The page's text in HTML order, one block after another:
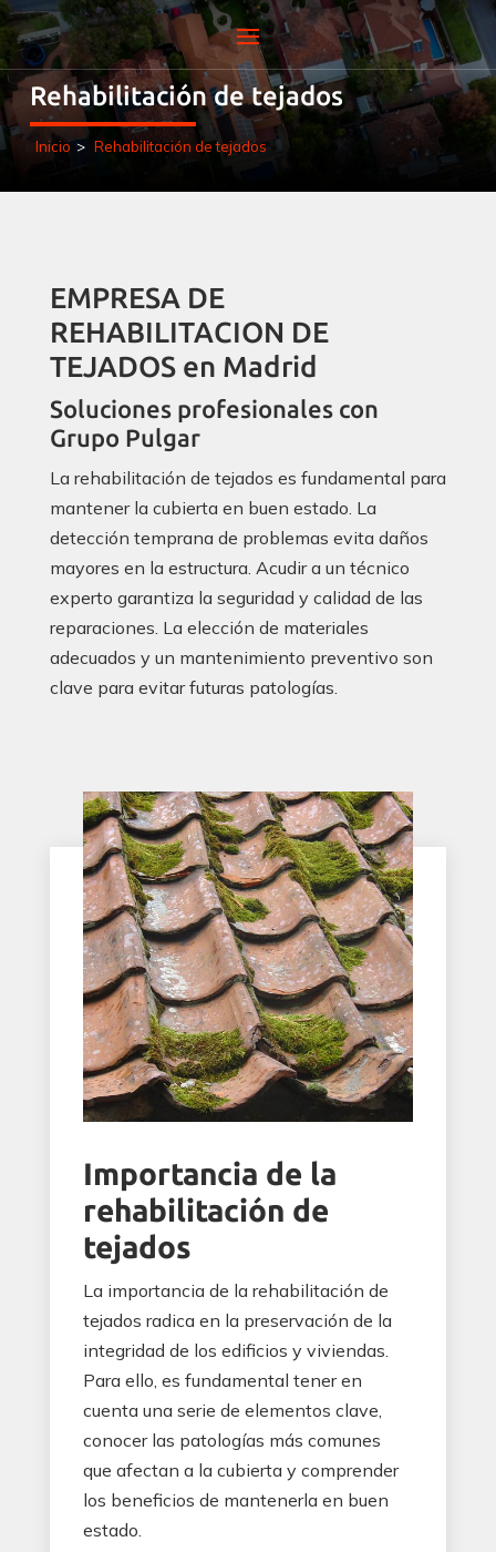
Rehabilitación de tejados
Inicio > Rehabilitación de tejados
EMPRESA DE
REHABILITACION DE
TEJADOS en Madrid
Soluciones profesionales con
Grupo Pulgar
La rehabilitación de tejados es fundamental para
mantener la cubierta en buen estado. La
detección temprana de problemas evita daños
mayores en la estructura. Acudir a un técnico
experto garantiza la seguridad y calidad de las
reparaciones. La elección de materiales
adecuados y un mantenimiento preventivo son
clave para evitar futuras patologías.
Importancia de la
rehabilitación de
tejados
La importancia de la rehabilitación de
tejados radica en la preservación de la
integridad de los edificios y viviendas.
Para ello, es fundamental tener en
cuenta una serie de elementos clave,
conocer las patologías más comunes
que afectan a la cubierta y comprender
los beneficios de mantenerla en buen
estado.